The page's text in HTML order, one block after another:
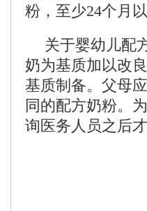
粉，至少24个月
关于婴幼儿配
奶为基质加以改
基质制备。父母
同的配方奶粉。
询医务人员之后才